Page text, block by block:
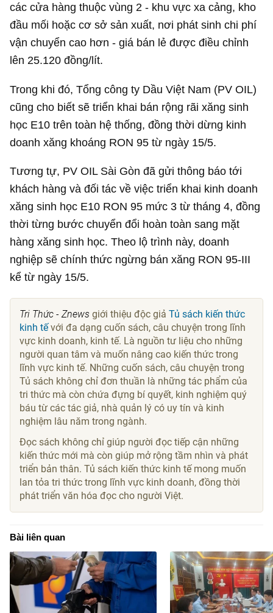
các cửa hàng thuộc vùng 2 - khu vực xa cảng, kho
đầu mối hoặc cơ sở sản xuất, nơi phát sinh chi phí
vận chuyển cao hơn - giá bán lẻ được điều chỉnh
lên 25.120 đồng/lít.
Trong khi đó, Tổng công ty Dầu Việt Nam (PV OIL)
cũng cho biết sẽ triển khai bán rộng rãi xăng sinh
học E10 trên toàn hệ thống, đồng thời dừng kinh
doanh xăng khoáng RON 95 từ ngày 15/5.
Tương tự, PV OIL Sài Gòn đã gửi thông báo tới
khách hàng và đối tác về việc triển khai kinh doanh
xăng sinh học E10 RON 95 mức 3 từ tháng 4, đồng
thời từng bước chuyển đổi hoàn toàn sang mặt
hàng xăng sinh học. Theo lộ trình này, doanh
nghiệp sẽ chính thức ngừng bán xăng RON 95-III
kể từ ngày 15/5.
Tri Thức - Znews giới thiệu độc giảTủ sách kiến thức
kinh tếvới đa dạng cuốn sách, câu chuyện trong lĩnh
vực kinh doanh, kinh tế. Là nguồn tư liệu cho những
người quan tâm và muốn nâng cao kiến thức trong
lĩnh vực kinh tế. Những cuốn sách, câu chuyện trong
Tủ sách không chỉ đơn thuần là những tác phẩm của
tri thức mà còn chứa đựng bí quyết, kinh nghiệm quý
báu từ các tác giả, nhà quản lý có uy tín và kinh
nghiệm lâu năm trong ngành.
Đọc sách không chỉ giúp người đọc tiếp cận những
kiến thức mới mà còn giúp mở rộng tầm nhìn và phát
triển bản thân. Tủ sách kiến thức kinh tế mong muốn
lan tỏa tri thức trong lĩnh vực kinh doanh, đồng thời
phát triển văn hóa đọc cho người Việt.
Bài liên quan